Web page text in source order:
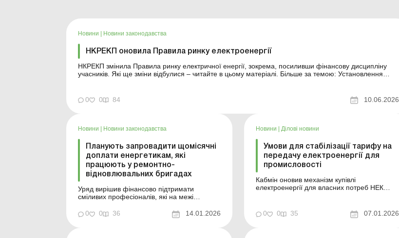
Новини Новини законодавства
НКРЕКП оновила Правила ринку електроенергії
НКРЕКП змінила Правила ринку електричної енергії, зокрема, посиливши фінансову дисципліну
учасників. Які ще зміни відбулися – читайте в цьому матеріалі. Більше за темою: Установлення
0
0 84 10.06.2026
Новини Новини законодавства
Планують запровадити щомісячні
доплати енергетикам, які
працюють у ремонтно-
відновлювальних бригадах
Уряд вирішив фінансово підтримати
сміливих професіоналів, які на межі
для життя виконують цю титанічну працю –
повертають світло та тепло до будинків
0 0 36 14.01.2026
Новини Ділові новини
Умови для стабілізації тарифу на
передачу електроенергії для
промисловості
Кабмін оновив механізм купівлі
електроенергії для власних потреб НЕК
організувати продаж надлишків
електроенергії? Відтепер оператор системи
0 0 35 07.01.2026